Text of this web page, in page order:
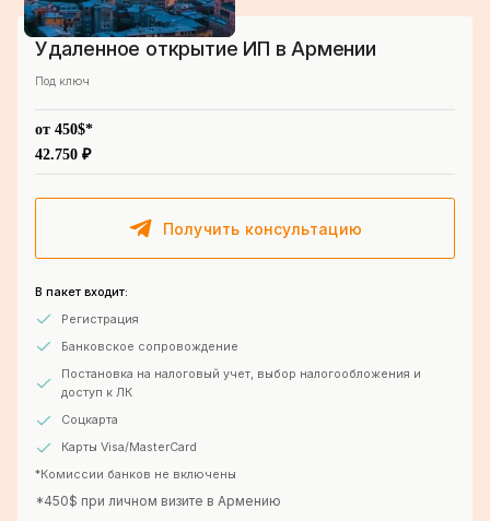
Удаленное открытие ИП в Армении
Под ключ
от 450$*
42.750 ₽
Получить консультацию
В пакет входит:
Регистрация
Банковское сопровождение
Постановка на налоговый учет, выбор налогообложения и
доступ к ЛК
Соцкарта
Карты Visa/MasterCard
*Комиссии банков не включены
*450$ при личном визите в Армению